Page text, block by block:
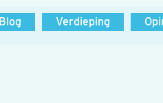
Blog Verdieping